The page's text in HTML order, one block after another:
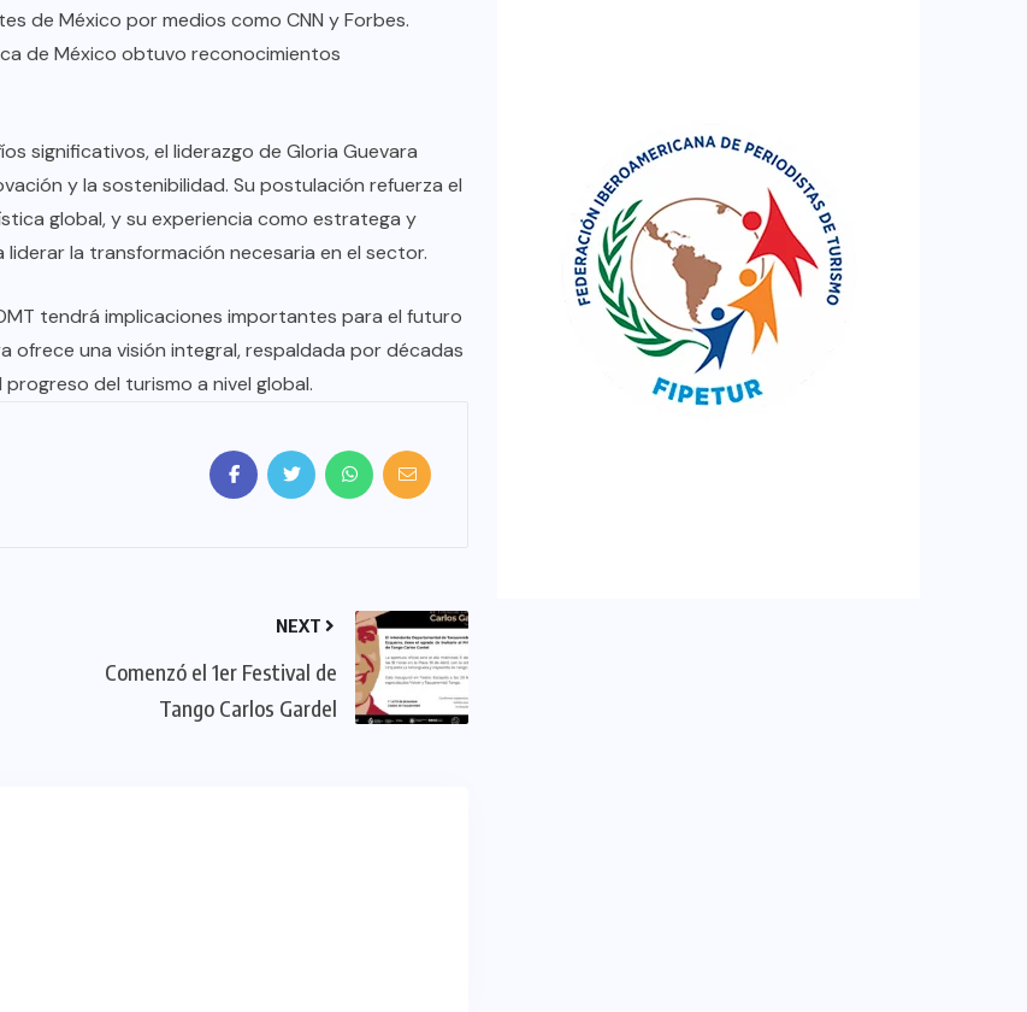
de México por medios como CNN y Forbes.
de México obtuvo reconocimientos
significativos, el liderazgo de Gloria Guevara
y la sostenibilidad. Su postulación refuerza el
global, y su experiencia como estratega y
la transformación necesaria en el sector.
tendrá implicaciones importantes para el futuro
ofrece una visión integral, respaldada por décadas
del turismo a nivel global.
NEXT
Comenzó el 1er Festival de
Tango Carlos Gardel